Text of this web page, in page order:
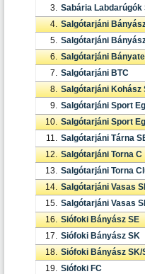
3. Sabária Labdarúgók
4. Salgótarjáni
5. Salgótarjáni
6. Salgótarjáni
7. Salgótarjáni BTC
8. Salgótarjáni Kohász
9. Salgótarjáni Sport
10. Salgótarjáni Sport
11. Salgótarjáni Tárna
12. Salgótarjáni Torna C
13. Salgótarjáni Torna
14. Salgótarjáni Vasas
15. Salgótarjáni Vasas
16. Siófoki Bányász SE
17. Siófoki Bányász SK
18. Siófoki Bányász SK/
19. Siófoki FC